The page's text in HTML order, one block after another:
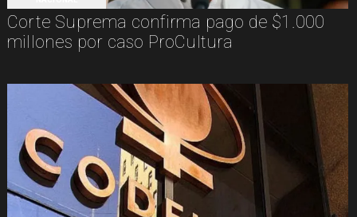
Corte Suprema confirma pago de $1.000
millones por caso ProCultura